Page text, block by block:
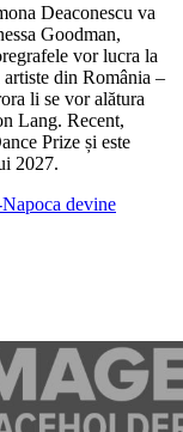
Deaconescu va
Goodman,
vor lucra la
din România –
li se vor alătura
Lang. Recent,
Prize și este
2027.
devine